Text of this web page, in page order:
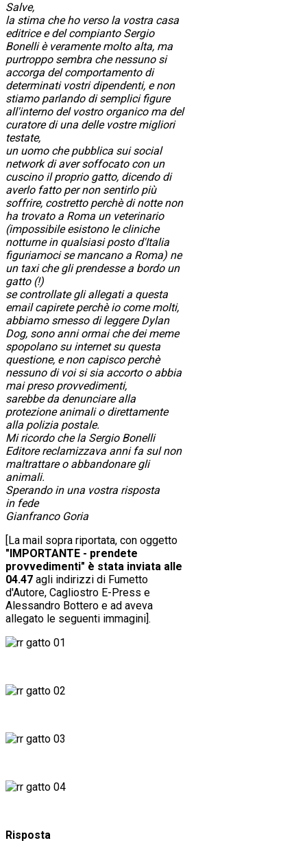
Salve,
la stima che ho verso la vostra casa
editrice e del compianto Sergio
Bonelli è veramente molto alta, ma
purtroppo sembra che nessuno si
accorga del comportamento di
determinati vostri dipendenti, e non
stiamo parlando di semplici figure
all'interno del vostro organico ma del
curatore di una delle vostre migliori
testate,
un uomo che pubblica sui social
network di aver soffocato con un
cuscino il proprio gatto, dicendo di
averlo fatto per non sentirlo più
soffrire, costretto perchè di notte non
ha trovato a Roma un veterinario
(impossibile esistono le cliniche
notturne in qualsiasi posto d'Italia
figuriamoci se mancano a Roma) ne
un taxi che gli prendesse a bordo un
gatto (!)
se controllate gli allegati a questa
email capirete perchè io come molti,
abbiamo smesso di leggere Dylan
Dog, sono anni ormai che dei meme
spopolano su internet su questa
questione, e non capisco perchè
nessuno di voi si sia accorto o abbia
mai preso provvedimenti,
sarebbe da denunciare alla
protezione animali o direttamente
alla polizia postale.
Mi ricordo che la Sergio Bonelli
Editore reclamizzava anni fa sul non
maltrattare o abbandonare gli
animali.
Sperando in una vostra risposta
in fede
Gianfranco Goria
[La mail sopra riportata, con oggetto
"IMPORTANTE - prendete
provvedimenti" è stata inviata alle
04.47 agli indirizzi di Fumetto
d'Autore, Cagliostro E-Press e
Alessandro Bottero e ad aveva
allegato le seguenti immagini].
Risposta